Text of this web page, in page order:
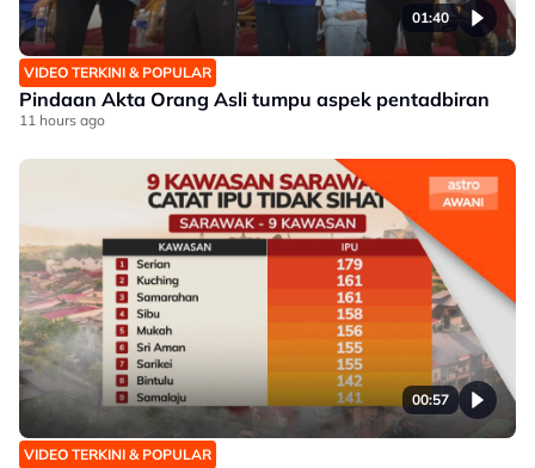
01:40
VIDEO TERKINI & POPULAR
Pindaan Akta Orang Asli tumpu aspek pentadbiran
11 hours ago
00:57
VIDEO TERKINI & POPULAR